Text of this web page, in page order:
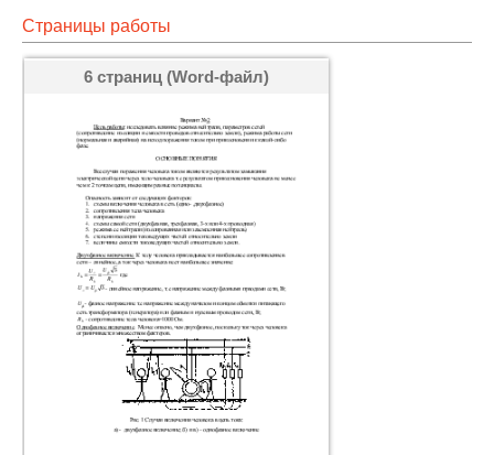
Страницы работы
6 страниц (Word-файл)